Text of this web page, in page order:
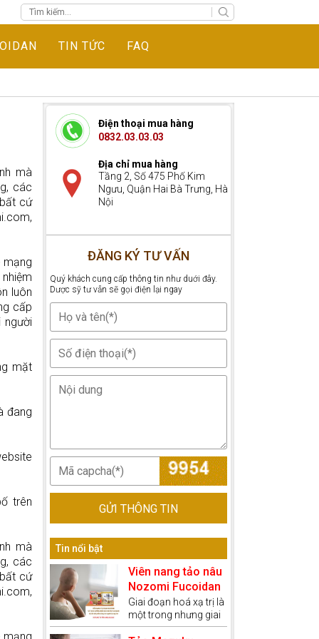
TIN TỨC FAQ
mà
các
cứ
mạng
luôn
cấp
người
mặt
đang
trên
mà
các
cứ
Điện thoại mua hàng
0832.03.03.03
Địa chỉ mua hàng
Tầng 2, Số 475 Phố Kim
Ngưu, Quận Hai Bà Trưng, Hà
Nội
ĐĂNG KÝ TƯ VẤN
Quý khách cung cấp thông tin như duới đây.
Dược sỹ tư vẫn sẽ gọi điện lại ngay
GỬI THÔNG TIN
Tin nổi bật
Viên nang tảo nâu
Nozomi Fucoidan
kết hợp với thực
dưỡng miễn dịch
giúp bệnh nhân
Giai đoạn hoá xạ trị là
một trong nhưng giai
đoạn khốc nghiệt